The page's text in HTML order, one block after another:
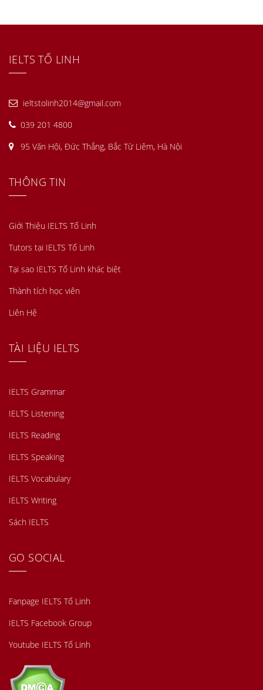
IELTS TỐ LINH
ieltstolinh2014@gmail.com
039 201 4800
95 Văn Hội, Đức Thắng, Bắc Từ Liêm, Hà Nội
THÔNG TIN
Giới Thiệu IELTS Tố Linh
Tutors tại IELTS Tố Linh
Tại sao IELTS Tố Linh khác biệt
Thành tích học viên
Liên Hệ
TÀI LIỆU IELTS
IELTS Grammar
IELTS Listening
IELTS Reading
IELTS Speaking
IELTS Vocabulary
IELTS Writing
Sách IELTS
GO SOCIAL
Fanpage IELTS Tố Linh
IELTS Facebook Group
Youtube IELTS Tố Linh